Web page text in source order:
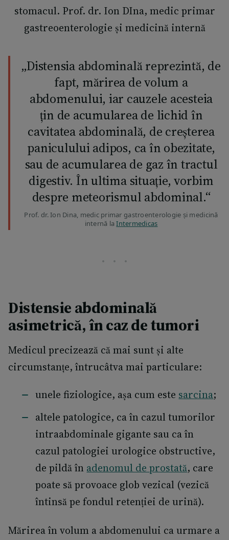
„Distensia abdominală reprezintă, de
fapt, mărirea de volum a
abdomenului, iar cauzele acesteia
țin de acumularea de lichid în
cavitatea abdominală, de creșterea
paniculului adipos, ca în obezitate,
sau de acumularea de gaz în tractul
digestiv. În ultima situație, vorbim
despre meteorismul abdominal.“
Prof. dr. Ion Dina, medic primar gastroenterologie și medicină
internă laIntermedicas
Distensie abdominală
asimetrică, în caz de tumori
Medicul precizează că mai sunt și alte
circumstanțe, întrucâtva mai particulare:
unele fiziologice, așa cum este sarcina;
altele patologice, ca în cazul tumorilor
intraabdominale gigante sau ca în
cazul patologiei urologice obstructive,
de pildă în adenomul de prostată, care
poate să provoace glob vezical (vezică
întinsă pe fondul retenției de urină).
Mărirea în volum a abdomenului ca urmare a